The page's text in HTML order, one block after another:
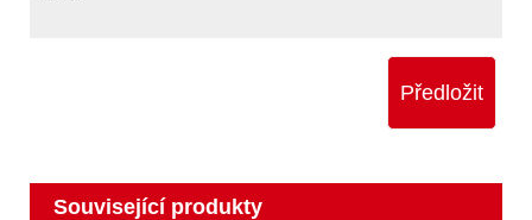
Předložit
Související produkty